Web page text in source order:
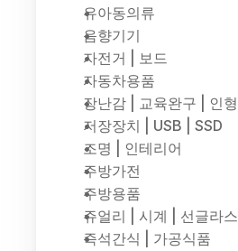
유아동의류
음향기기
자전거 | 보드
자동차용품
장난감 | 교육완구 | 인형
저장장치 | USB | SSD
조명 | 인테리어
주방가전
주방용품
쥬얼리 | 시계 | 선글라스
즉석간식 | 가공식품